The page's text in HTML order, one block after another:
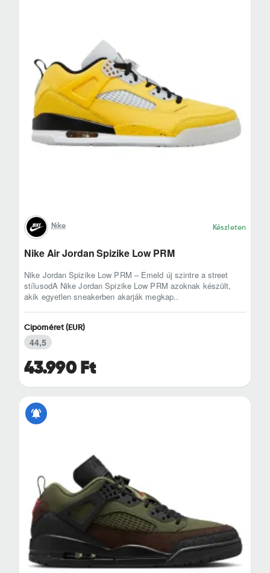
Nike Készleten
Nike Air Jordan Spizike Low PRM
Nike Jordan Spizike Low PRM – Emeld új szintre a street
stílusodA Nike Jordan Spizike Low PRM azoknak készült,
akik egyetlen sneakerben akarják megkap..
43.990 Ft
Cipőméret (EUR)
44,5